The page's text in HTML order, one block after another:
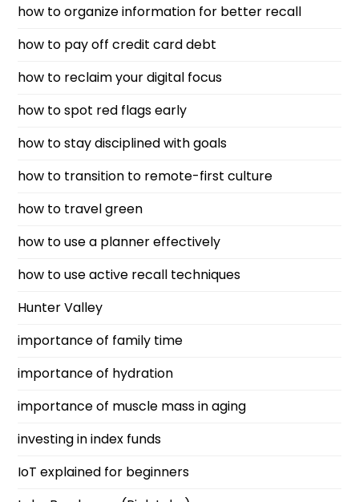
how to organize information for better recall
how to pay off credit card debt
how to reclaim your digital focus
how to spot red flags early
how to stay disciplined with goals
how to transition to remote-first culture
how to travel green
how to use a planner effectively
how to use active recall techniques
Hunter Valley
importance of family time
importance of hydration
importance of muscle mass in aging
investing in index funds
IoT explained for beginners